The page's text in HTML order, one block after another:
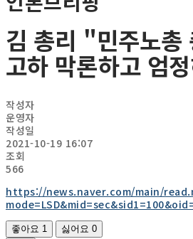
김 총리 "민주노총
고하 막론하고 엄
작성자
운영자
작성일
2021-10-19 16:07
조회
566
https://news.naver.com/main/
좋아요 1 싫어요 0